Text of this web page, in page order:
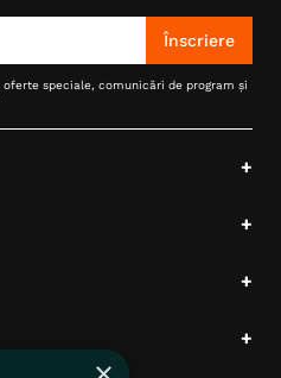
Înscriere
speciale, comunicări de program și
+
+
+
+